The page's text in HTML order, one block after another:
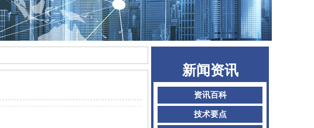
新闻资讯
资讯百科
技术要点